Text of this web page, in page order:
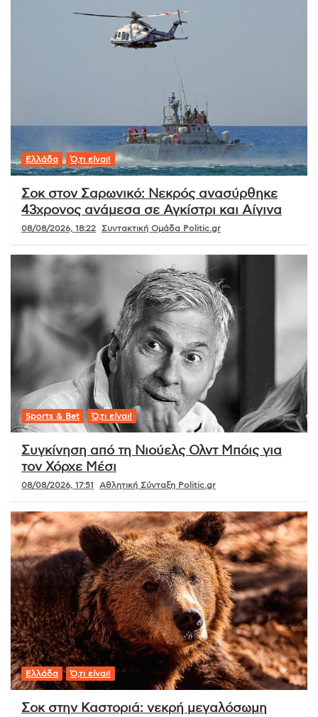
Ελλάδα Ό,τι είναι!
Σοκ στον Σαρωνικό: Νεκρός ανασύρθηκε
43χρονος ανάμεσα σε Αγκίστρι και Αίγινα
08/08/2026, 18:22 Συντακτική Ομάδα Politic.gr
Sports & Bet Ό,τι είναι!
Συγκίνηση από τη Νιούελς Ολντ Μπόις για
τον Χόρχε Μέσι
08/08/2026, 17:51 Αθλητική Σύνταξη Politic.gr
Ελλάδα Ό,τι είναι!
Σοκ στην Καστοριά: νεκρή μεγαλόσωμη